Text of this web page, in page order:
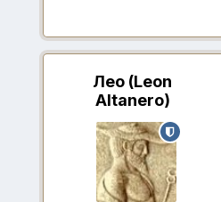
Лео (Leon
Altanero)